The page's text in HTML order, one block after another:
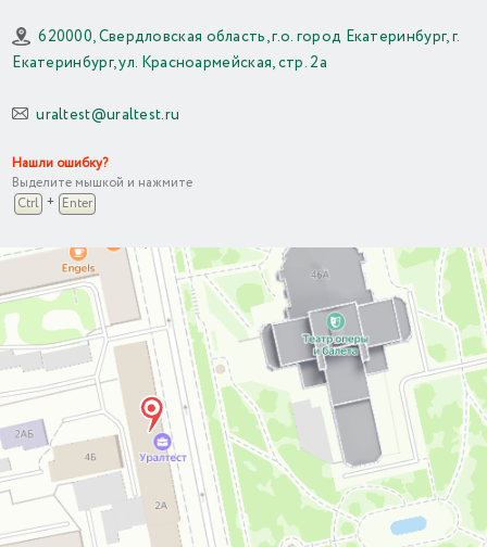
620000, Свердловская область, г.о. город Екатеринбург, г.
Екатеринбург, ул. Красноармейская, стр. 2а
uraltest@uraltest.ru
Нашли ошибку?
Выделите мышкой и нажмите
Ctrl + Enter